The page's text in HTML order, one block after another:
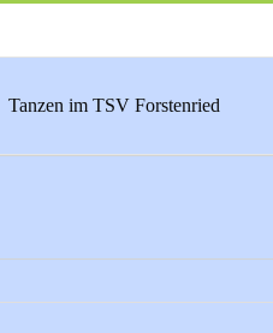
Tanzen im TSV Forstenried